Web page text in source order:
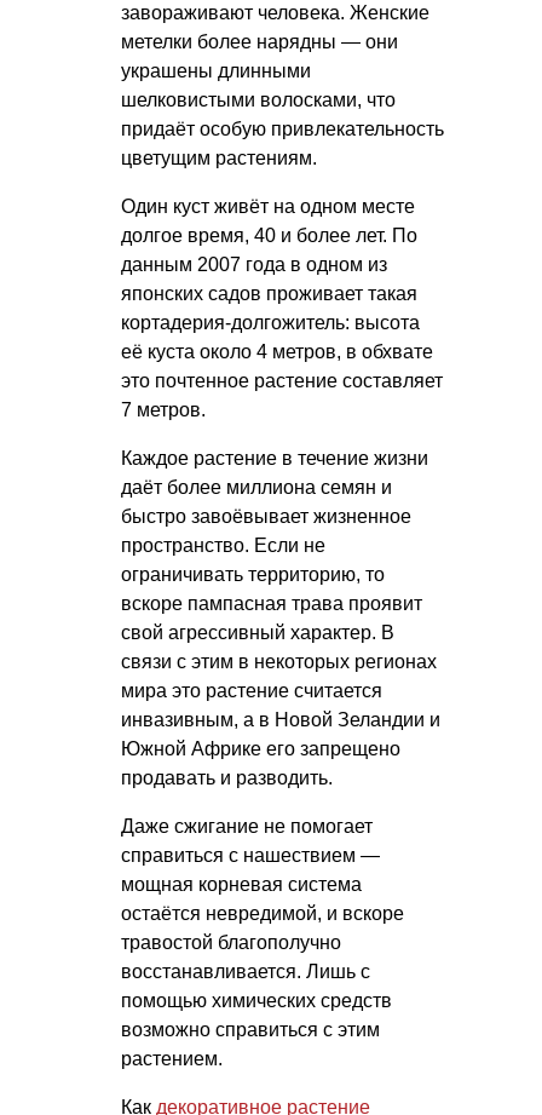
завораживают человека. Женские
метелки более нарядны — они
украшены длинными
шелковистыми волосками, что
придаёт особую привлекательность
цветущим растениям.
Один куст живёт на одном месте
долгое время, 40 и более лет. По
данным 2007 года в одном из
японских садов проживает такая
кортадерия-долгожитель: высота
её куста около 4 метров, в обхвате
это почтенное растение составляет
7 метров.
Каждое растение в течение жизни
даёт более миллиона семян и
быстро завоёвывает жизненное
пространство. Если не
ограничивать территорию, то
вскоре пампасная трава проявит
свой агрессивный характер. В
связи с этим в некоторых регионах
мира это растение считается
инвазивным, а в Новой Зеландии и
Южной Африке его запрещено
продавать и разводить.
Даже сжигание не помогает
справиться с нашествием —
мощная корневая система
остаётся невредимой, и вскоре
травостой благополучно
восстанавливается. Лишь с
помощью химических средств
возможно справиться с этим
растением.
Как декоративное растение